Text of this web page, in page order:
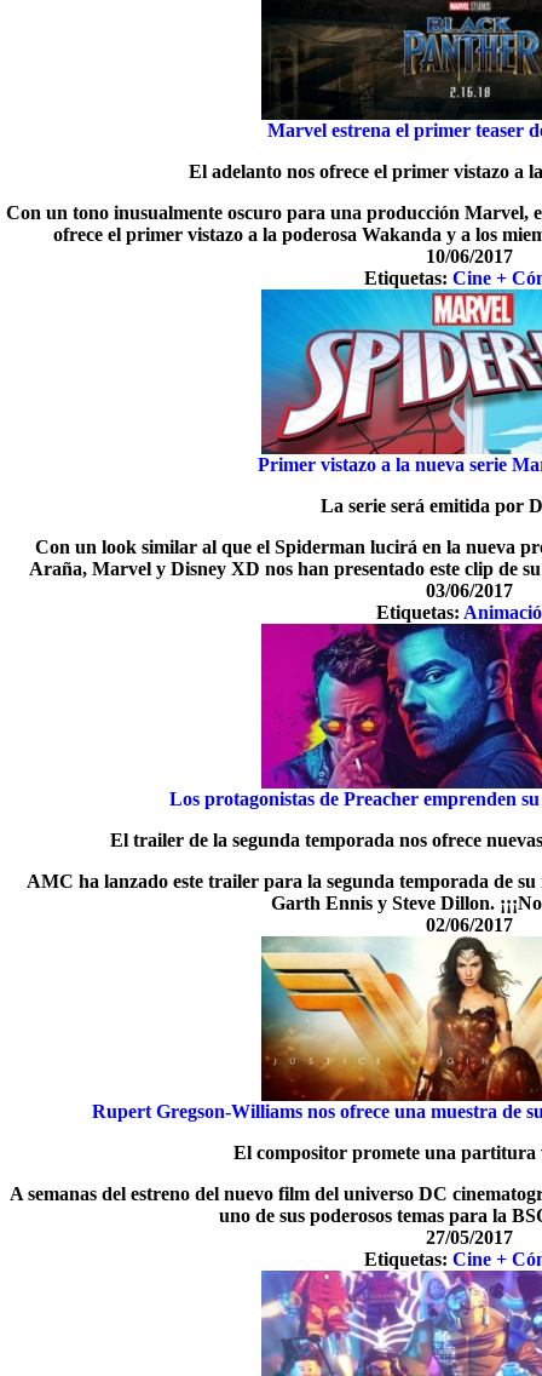
Marvel estrena el primer teaser
El adelanto nos ofrece el primer vistazo a
Con un tono inusualmente oscuro para una producción Marvel,
ofrece el primer vistazo a la poderosa Wakanda y a los
10/06/2017
Etiquetas: Cine +
Primer vistazo a la nueva serie
La serie será emitida por
Con un look similar al que el Spiderman lucirá en la nueva
Araña, Marvel y Disney XD nos han presentado este clip de
03/06/2017
Etiquetas:
Los protagonistas de Preacher emprenden
El trailer de la segunda temporada nos ofrece
AMC ha lanzado este trailer para la segunda temporada de
Garth Ennis y Steve Dillon.
02/06/2017
Rupert Gregson-Williams nos ofrece una muestra de
El compositor promete una partitura
A semanas del estreno del nuevo film del universo DC
uno de sus poderosos temas para la
27/05/2017
Etiquetas: Cine +